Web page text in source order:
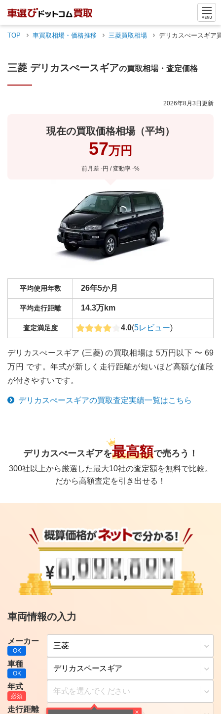
TOP 車買取相場・価格推移 三菱買取相場 デリカスぺースギア
三菱 デリカスぺースギアの買取相場・査定価格
2026年8月3日 更新
現在の買取価格相場（平均）
57万円
前月差 -円 / 変動率 -%
平均使用年数 26年5か月
平均走行距離 14.3万km
査定満足度 4.0(5レビュー)
デリカスぺースギア (三菱) の買取相場は 5万円以下 〜 69
万円 です。年式が新しく走行距離が短いほど高額な値段
が付きやすいです。
デリカスぺースギアの買取査定実績一覧はこちら
デリカスぺースギアを最高額で売ろう！
300社以上から厳選した最大10社の査定額を無料で比較。
だから高額査定を引き出せる！
車両情報の入力
メーカー
車種
年式
走行距離